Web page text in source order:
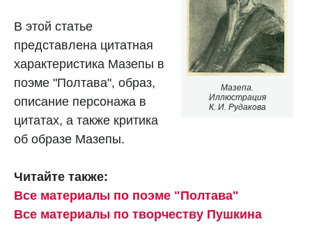
Мазепа.
Иллюстрация
К. И. Рудакова
В этой статье
представлена цитатная
характеристика Мазепы в
поэме "Полтава", образ,
описание персонажа в
цитатах, а также критика
об образе Мазепы.
Читайте также:
Все материалы по поэме "Полтава"
Все материалы по творчеству Пушкина